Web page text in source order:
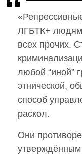
ЛГБТК+
всех прочих.
любой “иной”
этнической,
способ
раскол.
Они